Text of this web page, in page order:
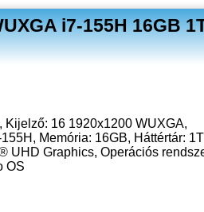
i7-155H 16GB
16 1920x1200 WUXGA,
Memória: 16GB, Háttértár:
UHD Graphics, Operációs
OS